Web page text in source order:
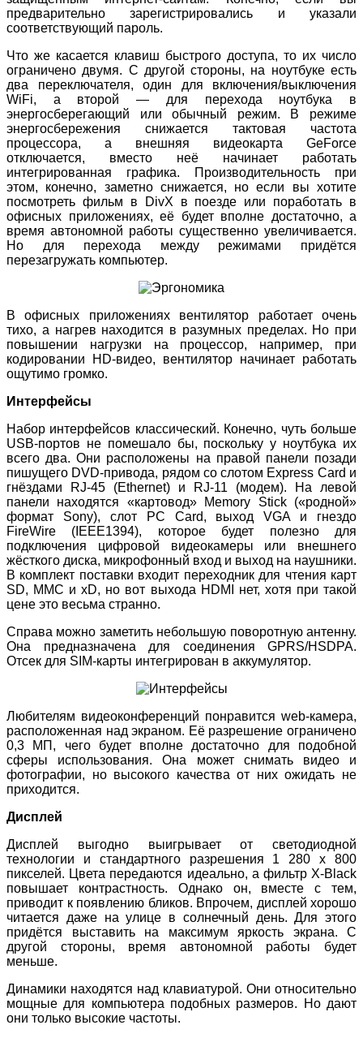
предварительно зарегистрировались и указали
соответствующий пароль.
Что же касается клавиш быстрого доступа, то их число
ограничено двумя. С другой стороны, на ноутбуке есть
два переключателя, один для включения/выключения
WiFi, а второй — для перехода ноутбука в
энергосберегающий или обычный режим. В режиме
энергосбережения снижается тактовая частота
процессора, а внешняя видеокарта GeForce
отключается, вместо неё начинает работать
интегрированная графика. Производительность при
этом, конечно, заметно снижается, но если вы хотите
посмотреть фильм в DivX в поезде или поработать в
офисных приложениях, её будет вполне достаточно, а
время автономной работы существенно увеличивается.
Но для перехода между режимами придётся
перезагружать компьютер.
В офисных приложениях вентилятор работает очень
тихо, а нагрев находится в разумных пределах. Но при
повышении нагрузки на процессор, например, при
кодировании HD-видео, вентилятор начинает работать
ощутимо громко.
Интерфейсы
Набор интерфейсов классический. Конечно, чуть больше
USB-портов не помешало бы, поскольку у ноутбука их
всего два. Они расположены на правой панели позади
пишущего DVD-привода, рядом со слотом Express Card и
гнёздами RJ-45 (Ethernet) и RJ-11 (модем). На левой
панели находятся «картовод» Memory Stick («родной»
формат Sony), слот PC Card, выход VGA и гнездо
FireWire (IEEE1394), которое будет полезно для
подключения цифровой видеокамеры или внешнего
жёсткого диска, микрофонный вход и выход на наушники.
В комплект поставки входит переходник для чтения карт
SD, MMC и xD, но вот выхода HDMI нет, хотя при такой
цене это весьма странно.
Справа можно заметить небольшую поворотную антенну.
Она предназначена для соединения GPRS/HSDPA.
Отсек для SIM-карты интегрирован в аккумулятор.
Любителям видеоконференций понравится web-камера,
расположенная над экраном. Её разрешение ограничено
0,3 МП, чего будет вполне достаточно для подобной
сферы использования. Она может снимать видео и
фотографии, но высокого качества от них ожидать не
приходится.
Дисплей
Дисплей выгодно выигрывает от светодиодной
технологии и стандартного разрешения 1 280 x 800
пикселей. Цвета передаются идеально, а фильтр X-Black
повышает контрастность. Однако он, вместе с тем,
приводит к появлению бликов. Впрочем, дисплей хорошо
читается даже на улице в солнечный день. Для этого
придётся выставить на максимум яркость экрана. С
другой стороны, время автономной работы будет
меньше.
Динамики находятся над клавиатурой. Они относительно
мощные для компьютера подобных размеров. Но дают
они только высокие частоты.